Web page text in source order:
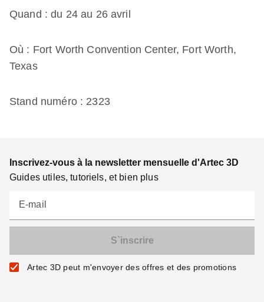
Quand : du 24 au 26 avril
Où : Fort Worth Convention Center, Fort Worth,
Texas
Stand numéro : 2323
Inscrivez-vous à la newsletter mensuelle d'Artec 3D
Guides utiles, tutoriels, et bien plus
E-mail
Artec 3D peut m'envoyer des offres et des promotions